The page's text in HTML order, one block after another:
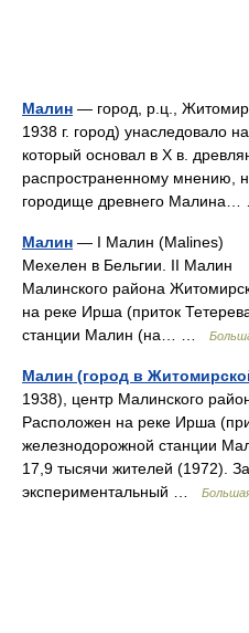
Малин — город, р.ц.,
1938 г. город) унаследовало
который основал в X в.
распространенному мнению,
городище древнего
Малин — I Малин (Malines)
Мехелен в Бельгии. II
Малинского района
на реке Ирша (приток
станции Малин (на… …
Малин (город в
1938), центр Малинского
Расположен на реке Ирша
железнодорожной станции
17,9 тысячи жителей (1972).
экспериментальный …